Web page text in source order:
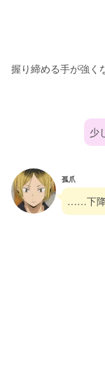
握り締める手が強く
少
孤爪
……下降